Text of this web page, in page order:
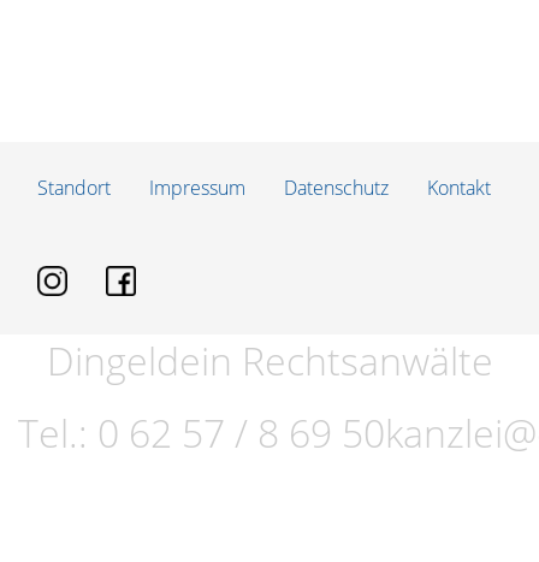
Standort Impressum Datenschutz Kontakt
Dingeldein Rechtsanwälte
Tel.: 0 62 57 / 8 69 50